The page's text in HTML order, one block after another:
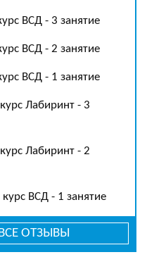
ВСД - 3 занятие
ВСД - 2 занятие
ВСД - 1 занятие
Лабиринт - 3
Лабиринт - 2
ВСД - 1 занятие
ОТЗЫВЫ